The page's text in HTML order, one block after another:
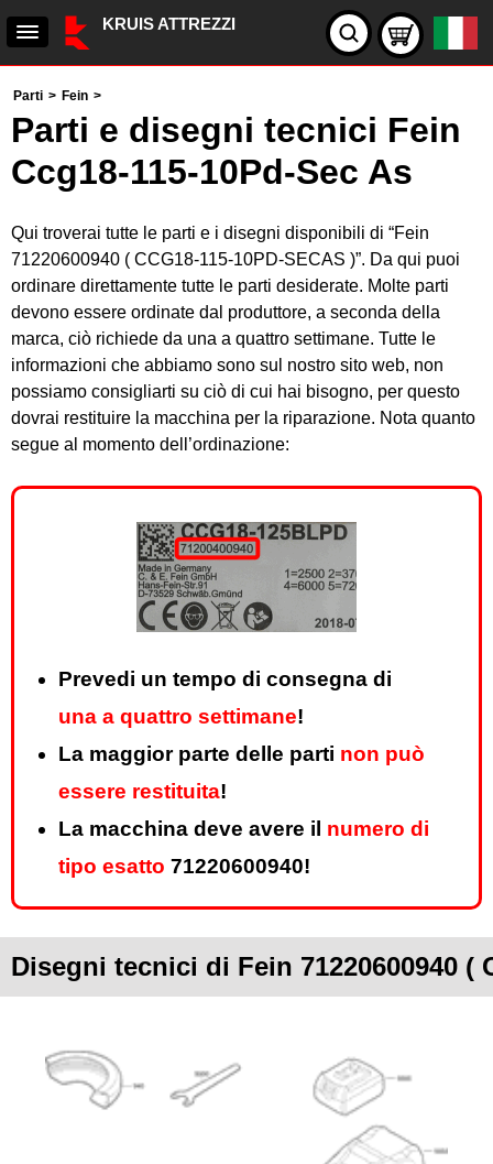
KRUIS ATTREZZI
Parti > Fein >
Parti e disegni tecnici Fein
Ccg18-115-10Pd-Sec As
Qui troverai tutte le parti e i disegni disponibili di “Fein
71220600940 ( CCG18-115-10PD-SECAS )”. Da qui puoi
ordinare direttamente tutte le parti desiderate. Molte parti
devono essere ordinate dal produttore, a seconda della
marca, ciò richiede da una a quattro settimane. Tutte le
informazioni che abbiamo sono sul nostro sito web, non
possiamo consigliarti su ciò di cui hai bisogno, per questo
dovrai restituire la macchina per la riparazione. Nota quanto
segue al momento dell’ordinazione:
Prevedi un tempo di consegna di
una a quattro settimane!
La maggior parte delle parti non può
essere restituita!
La macchina deve avere il numero di
tipo esatto 71220600940!
Disegni tecnici di Fein 71220600940 (